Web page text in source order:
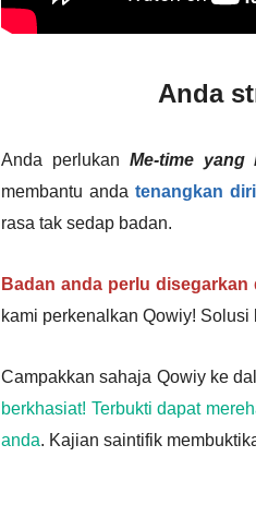
Anda
Anda perlukan Me-time yang
membantu andatenangkan
rasa tak sedap badan.
Badan anda perlu
kami perkenalkan Qowiy!
Campakkan sahaja Qowiy ke
berkhasiat! Terbukti dapat
anda. Kajian saintifik